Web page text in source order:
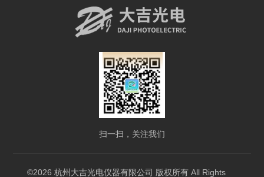
扫一扫，关注我们
©2026 杭州大吉光电仪器有限公司 版权所有 All Rights